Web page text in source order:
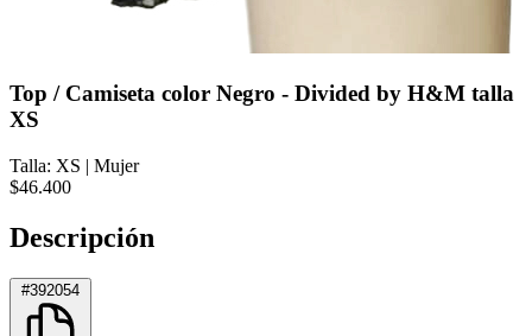
Top / Camiseta color Negro - Divided by H&M talla
XS
Talla: XS | Mujer
$46.400
Descripción
#392054